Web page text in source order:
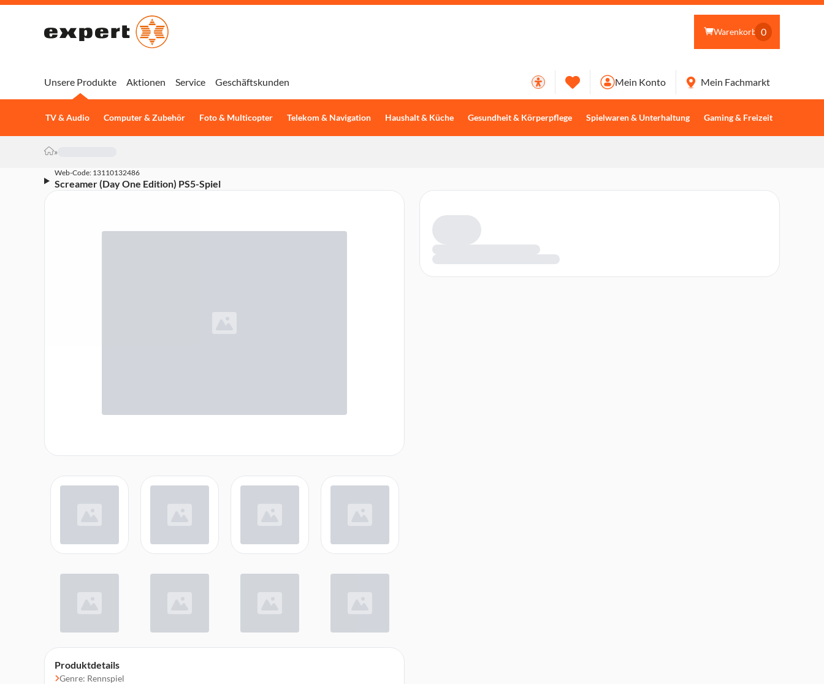
Warenkorb 0
Unsere Produkte
TV & Audio Computer & Zubehör Foto & Multicopter Telekom & Navigation Haushalt & Küche Gesundheit & Körperpflege Spielwaren & Unterhaltung Gaming & Freizeit
Aktionen Service Geschäftskunden Mein Konto Mein Fachmarkt
»
Web-Code: 13110132486
Screamer (Day One Edition) PS5-Spiel
Produktdetails
Genre: Rennspiel